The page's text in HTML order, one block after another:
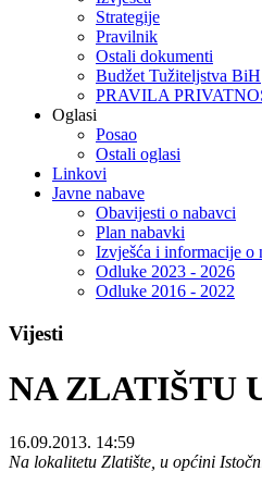
Strategije
Pravilnik
Ostali dokumenti
Budžet Tužiteljstva BiH
PRAVILA
Oglasi
Posao
Ostali oglasi
Linkovi
Javne nabave
Obavijesti o nabavci
Plan nabavki
Izvješća i informacije o
Odluke 2023 - 2026
Odluke 2016 - 2022
Vijesti
NA ZLATIŠTU
16.09.2013. 14:59
Na lokalitetu Zlatište, u općini